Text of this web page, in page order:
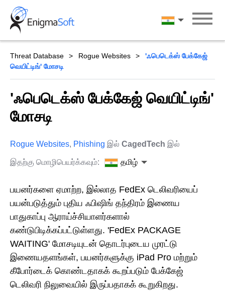
Skip
content
தமிழ்
Threat Database Rogue Websites
'ஃபெடெக்ஸ் பேக்கேஜ்
வெயிட்டிங்' மோசடி
'ஃபெடெக்ஸ் பேக்கேஜ் வெயிட்டிங்'
மோசடி
Rogue Websites, Phishing இல் CagedTech இல்
இதற்கு மொழிபெயர்க்கவும்: தமிழ்
பயனர்களை ஏமாற்ற, இல்லாத FedEx டெலிவரியைப்
பயன்படுத்தும் புதிய ஃபிஷிங் தந்திரம் இணைய
பாதுகாப்பு ஆராய்ச்சியாளர்களால்
கண்டுபிடிக்கப்பட்டுள்ளது. 'FedEx PACKAGE
WAITING' மோசடியுடன் தொடர்புடைய முரட்டு
இணையதளங்கள், பயனர்களுக்கு iPad Pro மற்றும்
கீபோர்டைக் கொண்டதாகக் கூறப்படும் பேக்கேஜ்
டெலிவரி நிலுவையில் இருப்பதாகக் கூறுகிறது.